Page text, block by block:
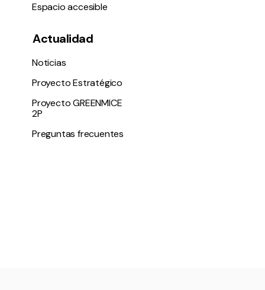
Espacio accesible
Actualidad
Noticias
Proyecto Estratégico
Proyecto GREENMICE
2P
Preguntas frecuentes